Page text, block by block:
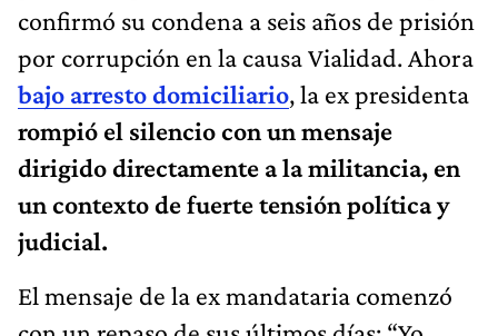
confirmó su condena a seis años de prisión
por corrupción en la causa Vialidad. Ahora
bajo arresto domiciliario, la ex presidenta
rompió el silencio con un mensaje
dirigido directamente a la militancia, en
un contexto de fuerte tensión política y
judicial.
El mensaje de la ex mandataria comenzó